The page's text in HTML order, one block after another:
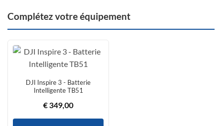
Complétez votre équipement
DJI Inspire 3 - Batterie
Intelligente TB51
€ 349,00